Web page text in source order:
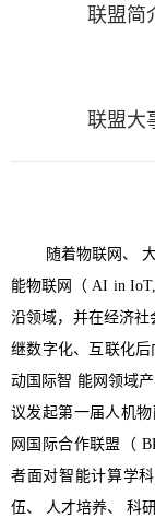
联盟简
联盟大
随着物联网、
能物联网（AI in
沿领域，并在经济
继数字化、互联化
动国际智 能网领域
议发起第一届人机
网国际合作联盟（
者面对智能计算学
伍、 人才培养、 科